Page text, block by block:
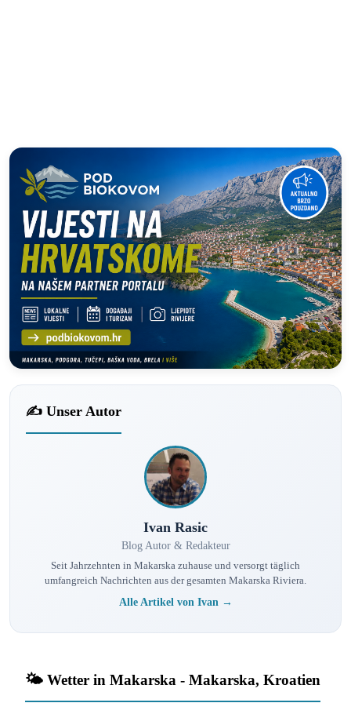
✍️ Unser Autor
Ivan Rasic
Blog Autor & Redakteur
Seit Jahrzehnten in Makarska zuhause und versorgt täglich
umfangreich Nachrichten aus der gesamten Makarska Riviera.
Alle Artikel von Ivan →
🌤️ Wetter in Makarska - Makarska, Kroatien